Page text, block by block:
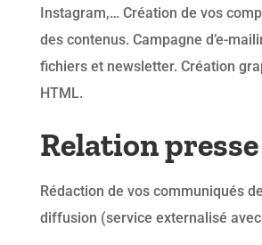
Instagram,… Création de vos
des contenus. Campagne d’e-
fichiers et newsletter. Création
HTML.
Relation presse
Rédaction de vos communiqués
diffusion (service externalisé